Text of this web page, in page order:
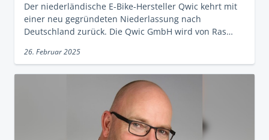
Der niederländische E-Bike-Hersteller Qwic kehrt mit
einer neu gegründeten Niederlassung nach
Deutschland zurück. Die Qwic GmbH wird von Ras…
26. Februar 2025